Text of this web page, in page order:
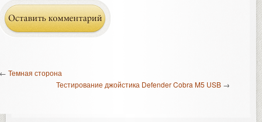
Темная сторона
Тестирование джойстика Defender Cobra M5 USB →